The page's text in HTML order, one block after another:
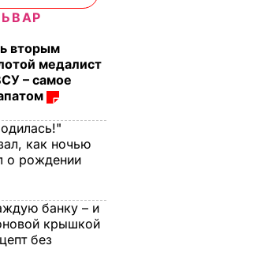
вторым
медалист
– самое
как ночью
о рождении
банку – и
крышкой
без